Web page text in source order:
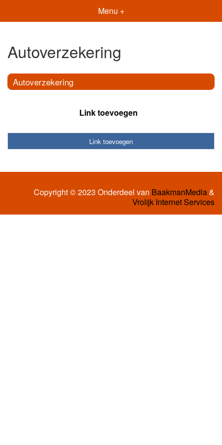
Menu +
Autoverzekering
Autoverzekering
Link toevoegen
Link toevoegen
Copyright © 2023 Onderdeel van BaakmanMedia&
Vrolijk Internet Services